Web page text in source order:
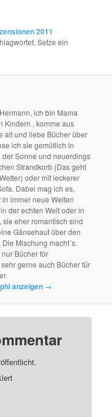
2011
Setze ein
ich bin Mama
Kindern , komme aus
alt und liebe Bücher über
ich sie gemütlich in
Sonne und neuerdings
Strandkorb (Das geht
oder mit leckerer
Dabei mag ich es,
immer neue Welten
der echten Welt oder in
eher romantisch sind
Gänsehaut über den
Mischung macht´s.
Bücher für
gerne auch Bücher für
anzeigen →